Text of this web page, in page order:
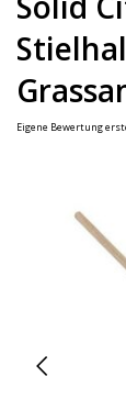
Eigene Bewertung